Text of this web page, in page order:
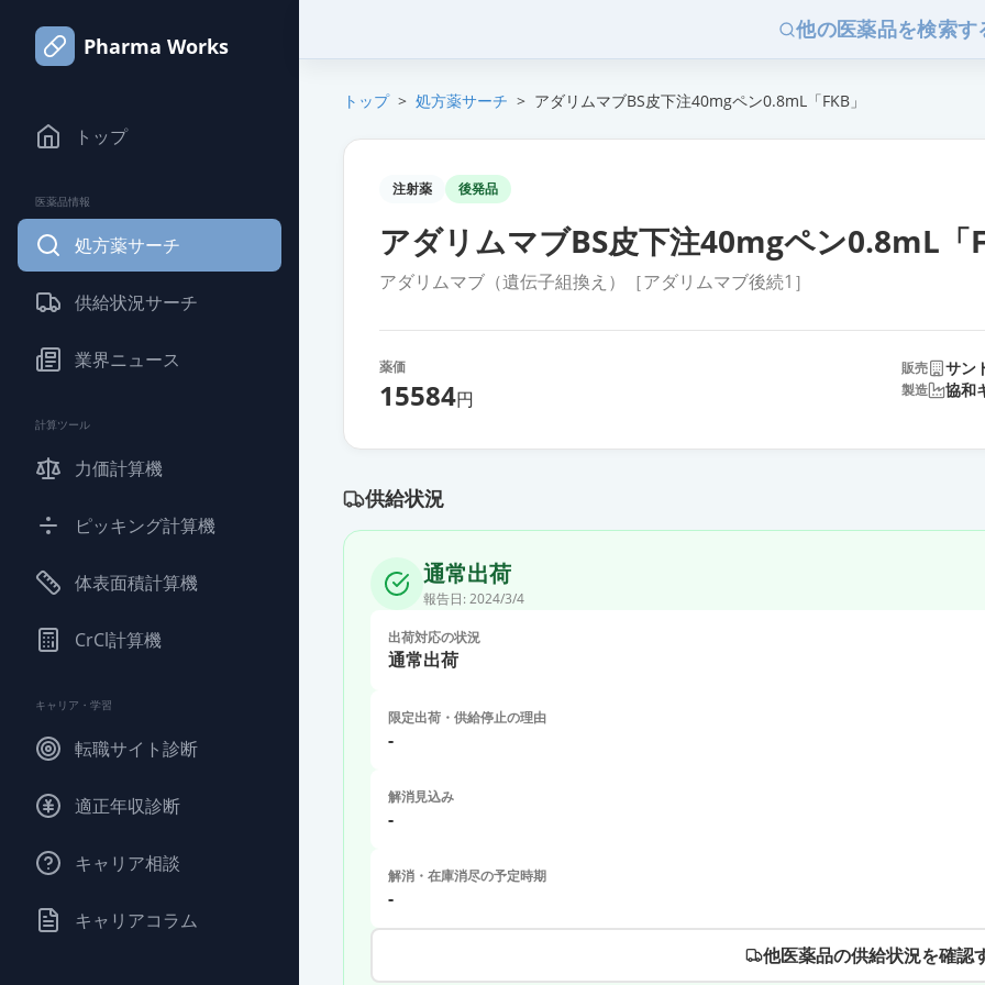
Pharma Works
トップ
医薬品情報
処方薬サーチ
供給状況サーチ
業界ニュース
計算ツール
力価計算機
ピッキング計算機
体表面積計算機
CrCl計算機
キャリア・学習
転職サイト診断
適正年収診断
キャリア相談
キャリアコラム
他の医薬品を検索す
トップ > 処方薬サーチ > アダリムマブBS皮下注40mgペン0.8mL「FKB」
注射薬 後発品
アダリムマブBS皮下注40mgペン0.8mL「
アダリムマブ（遺伝子組換え）［アダリムマブ後続1］
薬価
15584円
販売 サン
製造 協和
供給状況
通常出荷
報告日: 2024/3/4
出荷対応の状況
通常出荷
限定出荷・供給停止の理由
-
解消見込み
-
解消・在庫消尽の予定時期
-
他医薬品の供給状況を確認